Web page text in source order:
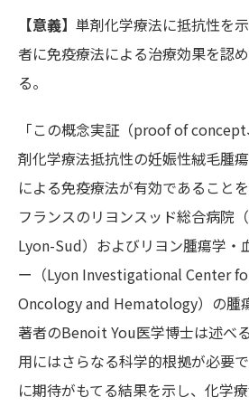
【意義】 単剤化学療法に抵抗性を
者に免疫療法による治療効果を認
る。
「この概念実証（proof of
剤化学療法抵抗性の妊娠性絨毛腫
による免疫療法が有効であること
フランスのリヨンスッド総合病院
Lyon-Sud）およびリヨン腫瘍学・
ー（Lyon Investigational Center
Oncology and Hematology）の腫
著者のBenoit You医学博士は述べ
用にはさらなる科学的根拠が必要
に期待がもてる結果を示し、化学